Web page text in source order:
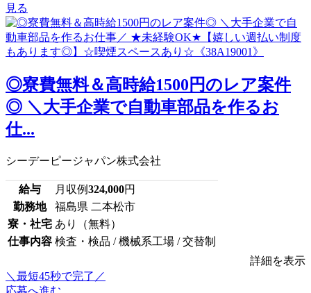
見る
◎寮費無料＆高時給1500円のレア案件
◎ ＼大手企業で自動車部品を作るお
仕...
シーデーピージャパン株式会社
給与 月収例324,000円
勤務地
福島県 二本松市
寮・社宅 あり（無料）
仕事内容 検査・検品 / 機械系工場 / 交替制
詳細を表示
＼最短45秒で完了／
応募へ進む